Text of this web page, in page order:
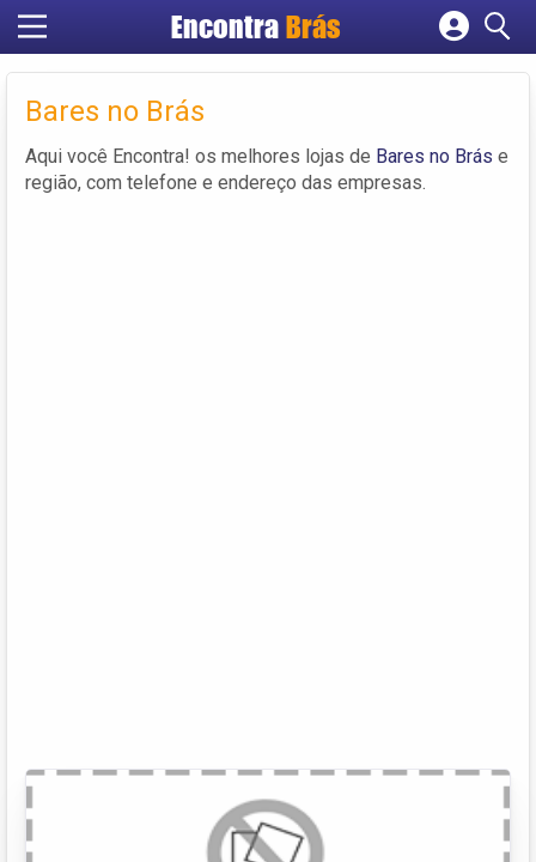
Encontra Brás
Cadastrar empresa
Bares no Brás
Aqui você Encontra! os melhores lojas de Bares no Brás e
região, com telefone e endereço das empresas.